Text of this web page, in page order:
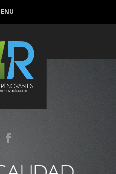
es el agua en tu casa